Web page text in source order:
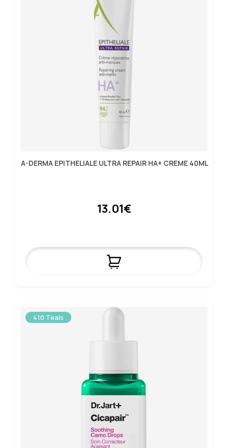
A-DERMA EPITHELIALE ULTRA REPAIR HA+ CREME 40ML
13.01€
410 Teals